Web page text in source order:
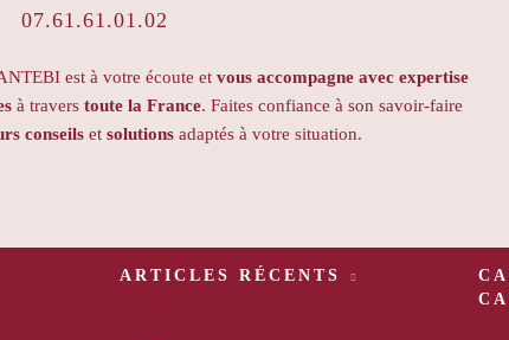
07.61.61.01.02
est à votre écoute et vous accompagne avec expertise
à travers toute la France. Faites confiance à son savoir-faire
conseilset solutionsadaptés à votre situation.
ARTICLES RÉCENTS